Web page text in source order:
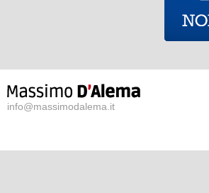
info@massimodalema.it